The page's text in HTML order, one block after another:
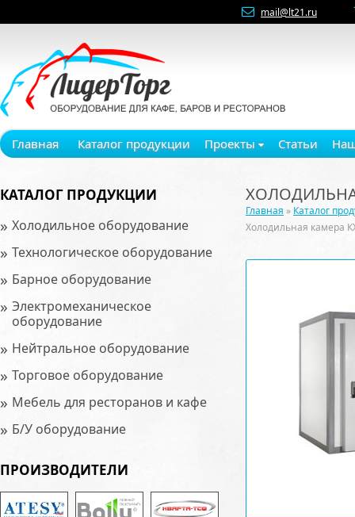
mail@lt21.ru
Главная Каталог продукции Проекты Статьи
КАТАЛОГ ПРОДУКЦИИ
» Холодильное оборудование
» Технологическое оборудование
» Барное оборудование
» Электромеханическое
оборудование
» Нейтральное оборудование
» Торговое оборудование
» Мебель для ресторанов и кафе
» Б/У оборудование
ПРОИЗВОДИТЕЛИ
Главная » Каталог
Холодильная камера